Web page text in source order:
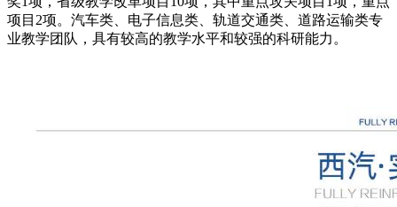
项目2项。汽车类、电子信息类、轨道交通类、道路运输类专
业教学团队，具有较高的教学水平和较强的科研能力。